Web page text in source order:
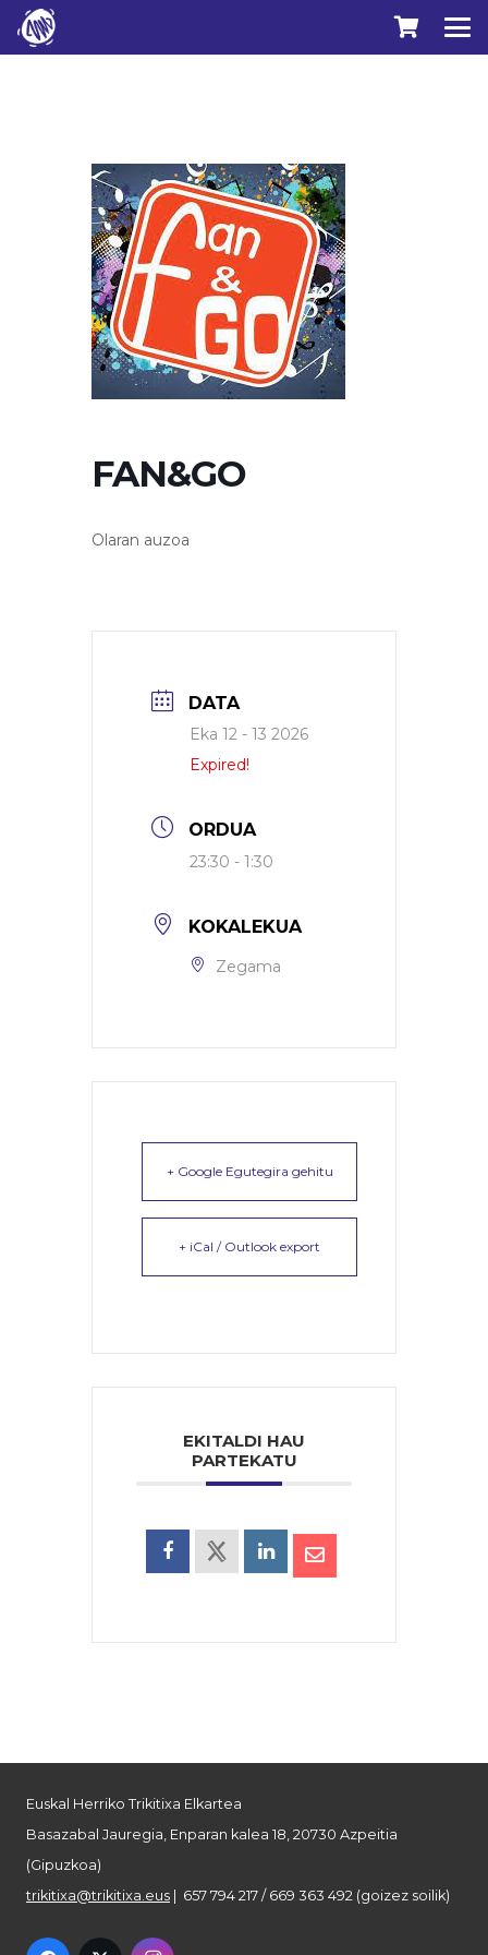
FAN&GO
Olaran auzoa
DATA
Eka 12 - 13 2026
Expired!
ORDUA
23:30 - 1:30
KOKALEKUA
Zegama
+ Google Egutegira gehitu
+ iCal / Outlook export
EKITALDI HAU
PARTEKATU
Euskal Herriko Trikitixa Elkartea
Basazabal Jauregia, Enparan kalea 18, 20730 Azpeitia
(Gipuzkoa)
trikitixa@trikitixa.eus | 657 794 217 / 669 363 492 (goizez soilik)